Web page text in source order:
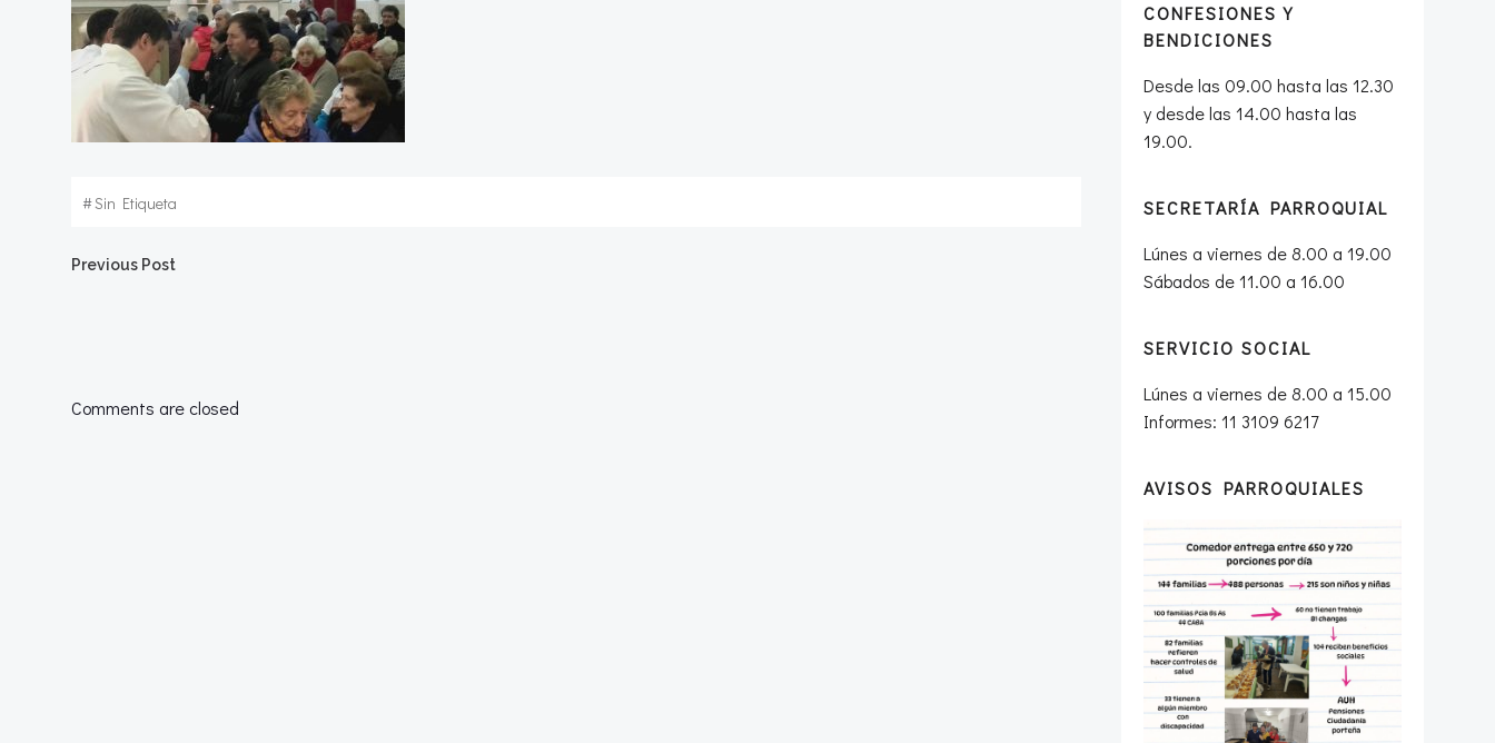
#Sin Etiqueta
Navegación
las
Previous Post
Comments are closed
CONFESIONES Y
BENDICIONES
Desde las 09.00 hasta las 12.30
y desde las 14.00 hasta las
19.00.
SECRETARÍA PARROQUIAL
Lúnes a viernes de 8.00 a 19.00
Sábados de 11.00 a 16.00
SERVICIO SOCIAL
Lúnes a viernes de 8.00 a 15.00
Informes: 11 3109 6217
AVISOS PARROQUIALES